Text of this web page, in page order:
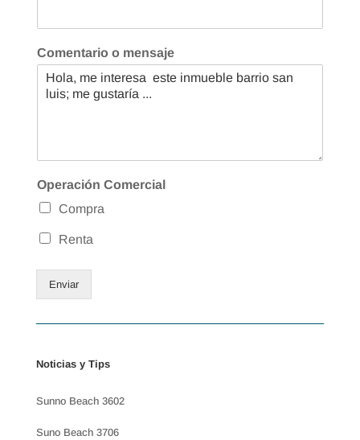
Comentario o mensaje
Operación Comercial
Compra
Renta
Enviar
Noticias y Tips
Sunno Beach 3602
Suno Beach 3706